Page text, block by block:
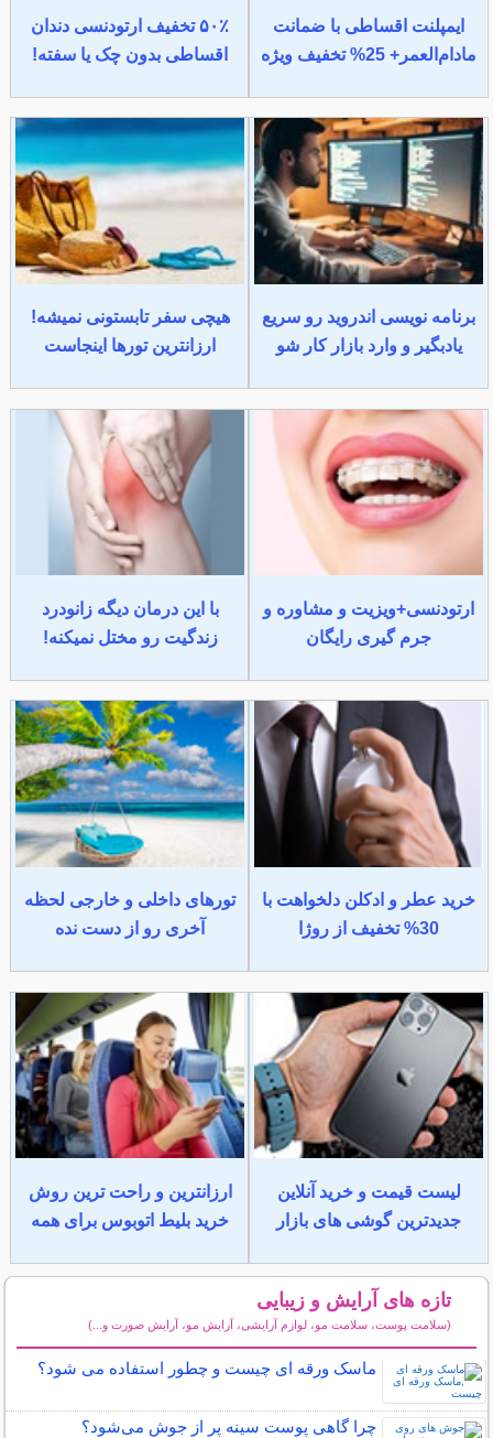
ایمپلنت اقساطی با ضمانت
مادام‌العمر+ 25% تخفیف ویژه
۵۰٪ تخفیف ارتودنسی دندان
اقساطی بدون چک یا سفته!
برنامه نویسی اندروید رو سریع
یادبگیر و وارد بازار کار شو
هیچی سفر تابستونی نمیشه!
ارزانترین تورها اینجاست
ارتودنسی+ویزیت و مشاوره و
جرم گیری رایگان
با این درمان دیگه زانودرد
زندگیت رو مختل نمیکنه!
خرید عطر و ادکلن دلخواهت با
30% تخفیف از روژا
تورهای داخلی و خارجی لحظه
آخری رو از دست نده
لیست قیمت و خرید آنلاین
جدیدترین گوشی های بازار
ارزانترین و راحت ترین روش
خرید بلیط اتوبوس برای همه
تازه های آرایش و زیبایی
(سلامت پوست، سلامت مو، لوازم آرایشی، آرایش مو، آرایش صورت و...)
ماسک ورقه ای چیست و چطور استفاده می شود؟
چرا گاهی پوست سینه پر از جوش می‌شود؟